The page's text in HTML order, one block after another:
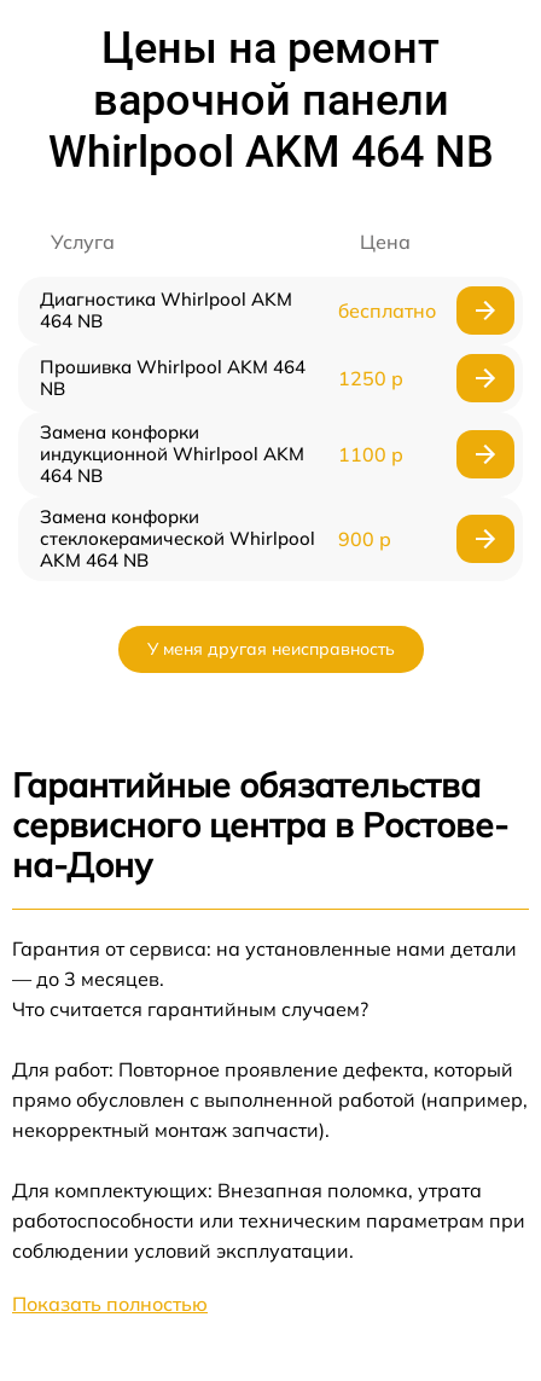
Цены на ремонт
варочной панели
Whirlpool AKM 464 NB
Услуга Цена
Диагностика Whirlpool AKM
464 NB
бесплатно
Прошивка Whirlpool AKM 464
NB
1250 р
Замена конфорки
индукционной Whirlpool AKM
464 NB
1100 р
Замена конфорки
стеклокерамической Whirlpool
AKM 464 NB
900 р
У меня другая неисправность
Гарантийные обязательства
сервисного центра в Ростове-
на-Дону
Гарантия от сервиса: на установленные нами детали
— до 3 месяцев.
Что считается гарантийным случаем?
Для работ: Повторное проявление дефекта, который
прямо обусловлен с выполненной работой (например,
некорректный монтаж запчасти).
Для комплектующих: Внезапная поломка, утрата
работоспособности или техническим параметрам при
соблюдении условий эксплуатации.
Показать полностью